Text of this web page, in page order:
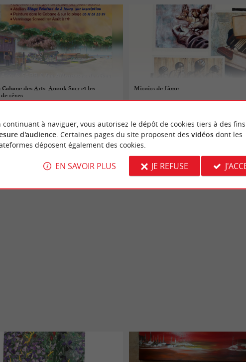
des Arts :Anouk Sarr et les
rêves
Miroirs de l'âme
La Teste-de-Buch
continuant à naviguer, vous autorisez le dépôt de cookies tiers à des
d'audience. Certaines pages du site proposent des vidéosdont les
déposent également des cookies.
EN SAVOIR PLUS JE REFUSE